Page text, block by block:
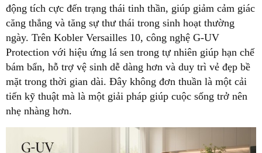
động tích cực đến trạng thái tinh thần, giúp giảm cảm giác
căng thẳng và tăng sự thư thái trong sinh hoạt thường
ngày. Trên Kobler Versailles 10, công nghệ G-UV
Protection với hiệu ứng lá sen trong tự nhiên giúp hạn chế
bám bẩn, hỗ trợ vệ sinh dễ dàng hơn và duy trì vẻ đẹp bề
mặt trong thời gian dài. Đây không đơn thuần là một cải
tiến kỹ thuật mà là một giải pháp giúp cuộc sống trở nên
nhẹ nhàng hơn.